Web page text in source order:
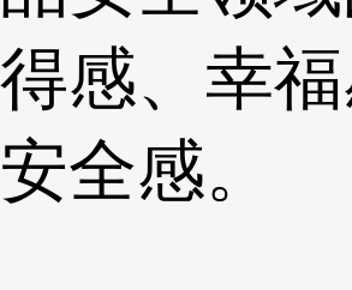
得感、幸福
安全感。